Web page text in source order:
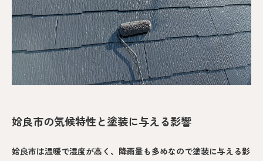
姶良市の気候特性と塗装に与える影響
姶良市は温暖で湿度が高く、降雨量も多めなので塗装に与える影